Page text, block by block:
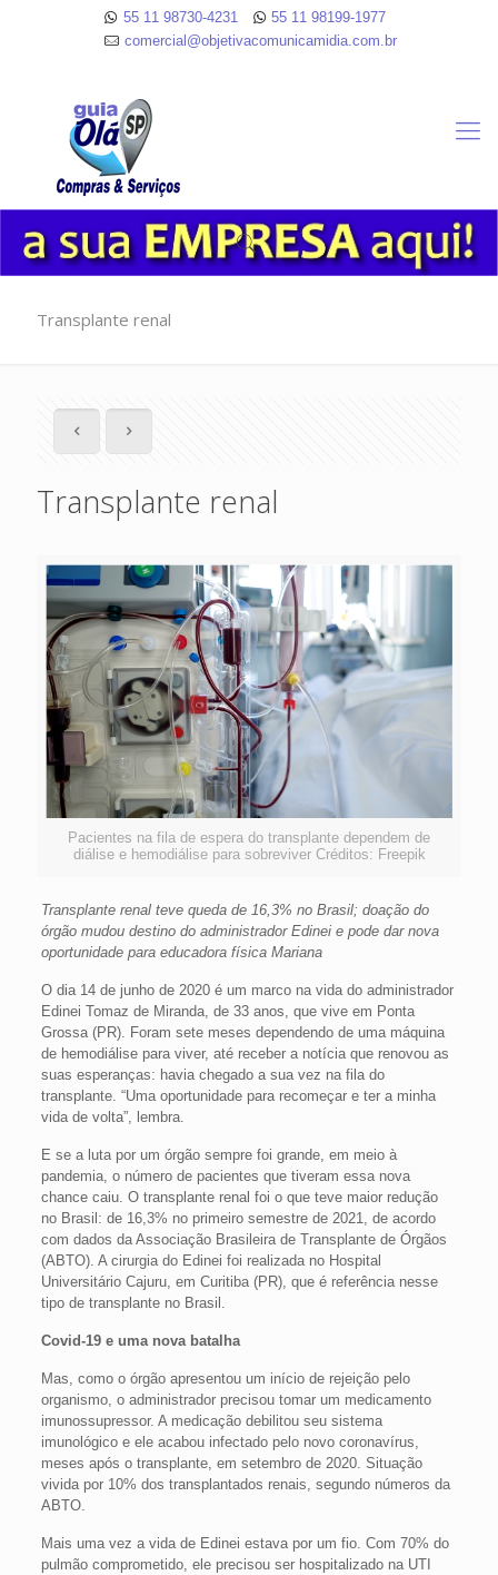
55 11 98730-4231
55 11 98199-1977
comercial@objetivacomunicamidia.com.br
Transplante renal
Transplante renal
Pacientes na fila de espera do transplante dependem de
diálise e hemodiálise para sobreviver Créditos: Freepik
Transplante renal teve queda de 16,3% no Brasil; doação do
órgão mudou destino do administrador Edinei e pode dar nova
oportunidade para educadora física Mariana
O dia 14 de junho de 2020 é um marco na vida do administrador
Edinei Tomaz de Miranda, de 33 anos, que vive em Ponta
Grossa (PR). Foram sete meses dependendo de uma máquina
de hemodiálise para viver, até receber a notícia que renovou as
suas esperanças: havia chegado a sua vez na fila do
transplante. “Uma oportunidade para recomeçar e ter a minha
vida de volta”, lembra.
E se a luta por um órgão sempre foi grande, em meio à
pandemia, o número de pacientes que tiveram essa nova
chance caiu. O transplante renal foi o que teve maior redução
no Brasil: de 16,3% no primeiro semestre de 2021, de acordo
com dados da Associação Brasileira de Transplante de Órgãos
(ABTO). A cirurgia do Edinei foi realizada no Hospital
Universitário Cajuru, em Curitiba (PR), que é referência nesse
tipo de transplante no Brasil.
Covid-19 e uma nova batalha
Mas, como o órgão apresentou um início de rejeição pelo
organismo, o administrador precisou tomar um medicamento
imunossupressor. A medicação debilitou seu sistema
imunológico e ele acabou infectado pelo novo coronavírus,
meses após o transplante, em setembro de 2020. Situação
vivida por 10% dos transplantados renais, segundo números da
ABTO.
Mais uma vez a vida de Edinei estava por um fio. Com 70% do
pulmão comprometido, ele precisou ser hospitalizado na UTI